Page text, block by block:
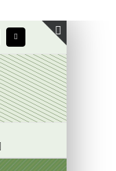
Email
Toggle
area
barra
scorrevole